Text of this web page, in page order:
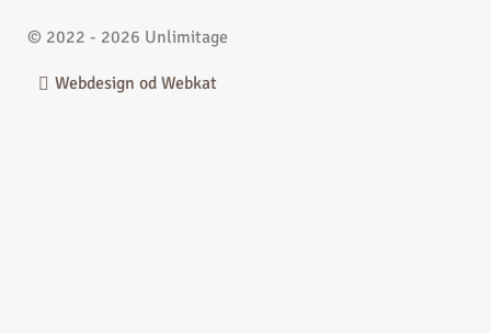
© 2022 - 2026 Unlimitage
Webdesign od Webkat